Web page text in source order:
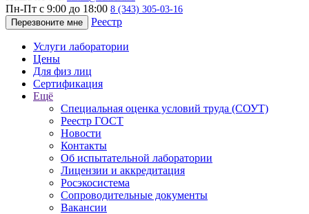
Пн-Пт с 9:00 до 18:00 8 (343) 305-03-16
Перезвоните мне
Реестр
Услуги лаборатории
Цены
Для физ лиц
Сертификация
Ещё
Специальная оценка условий труда (СОУТ)
Реестр ГОСТ
Новости
Контакты
Об испытательной лаборатории
Лицензии и аккредитация
Росэкосистема
Сопроводительные документы
Вакансии